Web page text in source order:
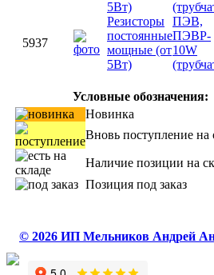
5Вт)
5937
Резисторы
постоянные
мощные (от
5Вт)
ПЭВ,
ПЭВР-
10W
Условные обозначения:
Новинка
Вновь поступление на
Наличие позиции на
Позиция под заказ
© 2026 ИП Мельников Андрей